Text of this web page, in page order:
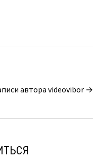
автора videovibor →